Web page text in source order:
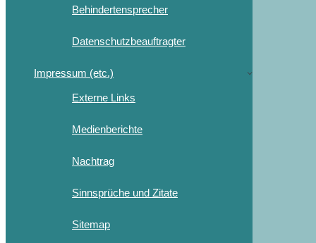
Behindertensprecher
Datenschutzbeauftragter
Impressum (etc.)
Externe Links
Medienberichte
Nachtrag
Sinnsprüche und Zitate
Sitemap